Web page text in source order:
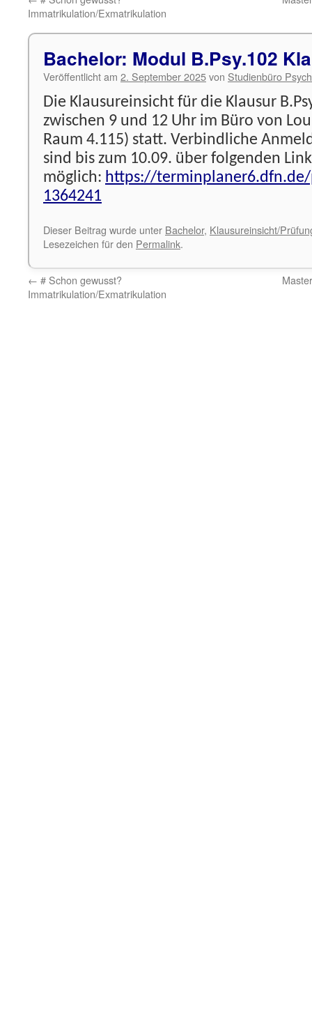
Immatrikulation/Exmatrikulation
Bachelor: Modul B.Psy.102
Veröffentlicht am 2. September 2025von Studienbüro
Die Klausureinsicht für die Klausur
zwischen 9 und 12 Uhr im Büro von
Raum 4.115) statt. Verbindliche
sind bis zum 10.09. über folgenden Link
möglich: https://terminplaner6.dfn.de/
1364241
Dieser Beitrag wurde unter Bachelor, Klausureinsicht/
Lesezeichen für den Permalink.
← # Schon gewusst?
Immatrikulation/Exmatrikulation